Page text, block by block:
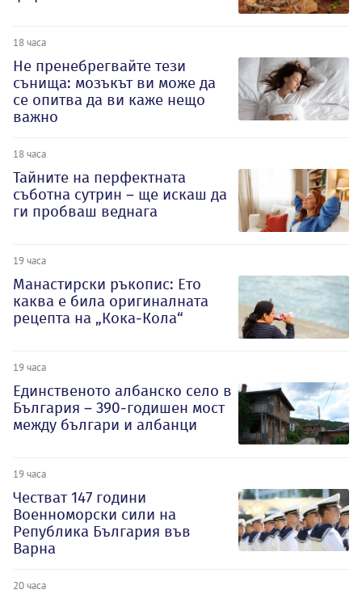
18 часа
Не пренебрегвайте тези
сънища: мозъкът ви може да
се опитва да ви каже нещо
важно
18 часа
Тайните на перфектната
съботна сутрин – ще искаш да
ги пробваш веднага
19 часа
Манастирски ръкопис: Ето
каква е била оригиналната
рецепта на „Кока-Кола“
19 часа
Единственото албанско село в
България – 390-годишен мост
между българи и албанци
19 часа
Честват 147 години
Военноморски сили на
Република България във
Варна
20 часа